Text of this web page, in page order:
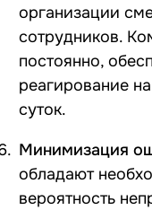
организации
сотрудников.
постоянно,
реагирование
суток.
Минимизация
обладают
вероятность